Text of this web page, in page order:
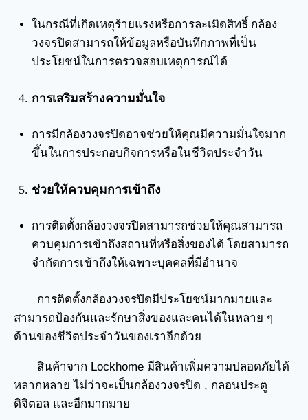
ในกรณีที่เกิดเหตุร้ายแรงหรือการละเมิดสิทธิ์ กล้อง
วงจรปิดสามารถให้ข้อมูลหรือบันทึกภาพที่เป็น
ประโยชน์ในการตรวจสอบเหตุการณ์ได้
การเสริมสร้างความมั่นใจ
การมีกล้องวงจรปิดอาจช่วยให้คุณมีความมั่นใจมาก
ขึ้นในการประกอบกิจการหรือในชีวิตประจำวัน
ช่วยให้ควบคุมการเข้าถึง
การติดตั้งกล้องวงจรปิดสามารถช่วยให้คุณสามารถ
ควบคุมการเข้าถึงสถานที่หรือสิ่งของได้ โดยสามารถ
จำกัดการเข้าถึงให้เฉพาะบุคคลที่มีอำนาจ
การติดตั้งกล้องวงจรปิดมีประโยชน์มากมายและ
สามารถป้องกันและรักษาสิ่งของและคนได้ในหลาย ๆ
ด้านของชีวิตประจำวันของเราอีกด้วย
สินค้าจาก Lockhome มีสินค้าเพิ่มความปลอดภัยได้
หลากหลาย ไม่ว่าจะเป็นกล้องวงจรปิด , กลอนประตู
ดิจิตอล และอีกมากมาย